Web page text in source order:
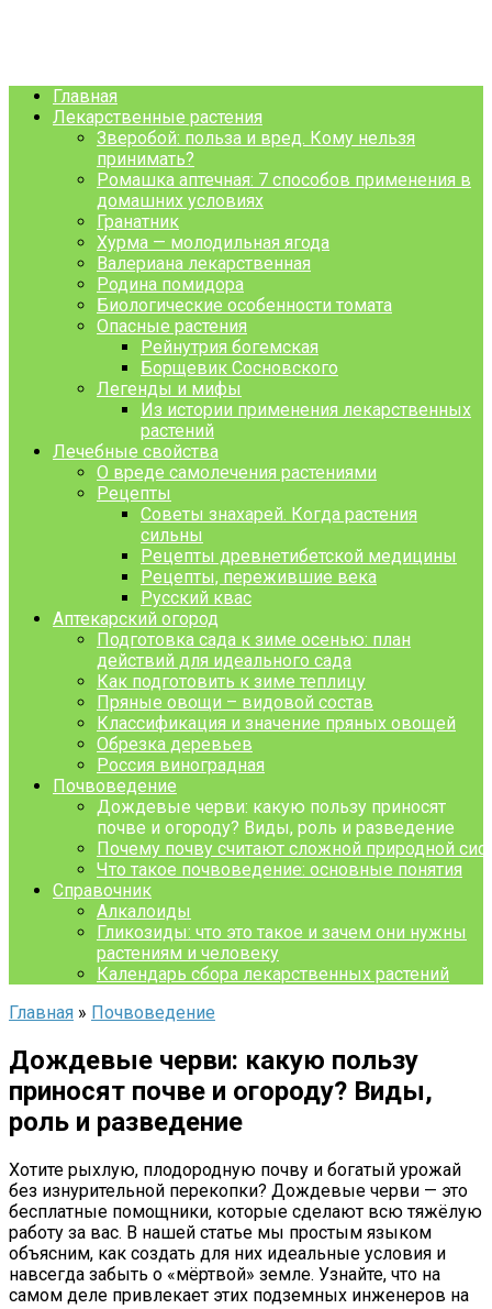
Главная
Лекарственные растения
Зверобой: польза и вред. Кому нельзя
принимать?
Ромашка аптечная: 7 способов применения в
домашних условиях
Гранатник
Хурма — молодильная ягода
Валериана лекарственная
Родина помидора
Биологические особенности томата
Опасные растения
Рейнутрия богемская
Борщевик Сосновского
Легенды и мифы
Из истории применения лекарственных
растений
Лечебные свойства
О вреде самолечения растениями
Рецепты
Советы знахарей. Когда растения
сильны
Рецепты древнетибетской медицины
Рецепты, пережившие века
Русский квас
Аптекарский огород
Подготовка сада к зиме осенью: план
действий для идеального сада
Как подготовить к зиме теплицу
Пряные овощи – видовой состав
Классификация и значение пряных овощей
Обрезка деревьев
Россия виноградная
Почвоведение
Дождевые черви: какую пользу приносят
почве и огороду? Виды, роль и разведение
Почему почву считают сложной природной
Что такое почвоведение: основные понятия
Справочник
Алкалоиды
Гликозиды: что это такое и зачем они нужны
растениям и человеку
Календарь сбора лекарственных растений
Главная » Почвоведение
Дождевые черви: какую пользу
приносят почве и огороду? Виды,
роль и разведение
Хотите рыхлую, плодородную почву и богатый урожай
без изнурительной перекопки? Дождевые черви — это
бесплатные помощники, которые сделают всю тяжёлую
работу за вас. В нашей статье мы простым языком
объясним, как создать для них идеальные условия и
навсегда забыть о «мёртвой» земле. Узнайте, что на
самом деле привлекает этих подземных инженеров на